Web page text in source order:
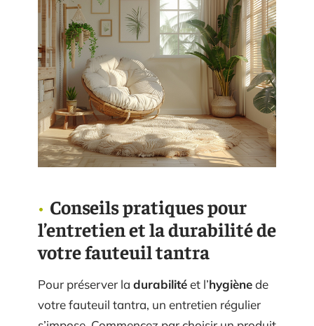
Conseils pratiques pour
l’entretien et la durabilité de
votre fauteuil tantra
Pour préserver la durabilitéet l’hygiènede
votre fauteuil tantra, un entretien régulier